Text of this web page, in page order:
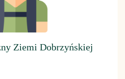
Ziemi Dobrzyńskiej